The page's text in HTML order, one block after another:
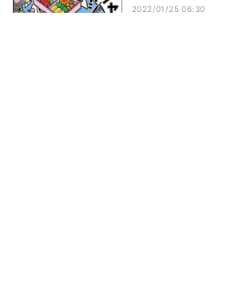
2022/01/25 06:30